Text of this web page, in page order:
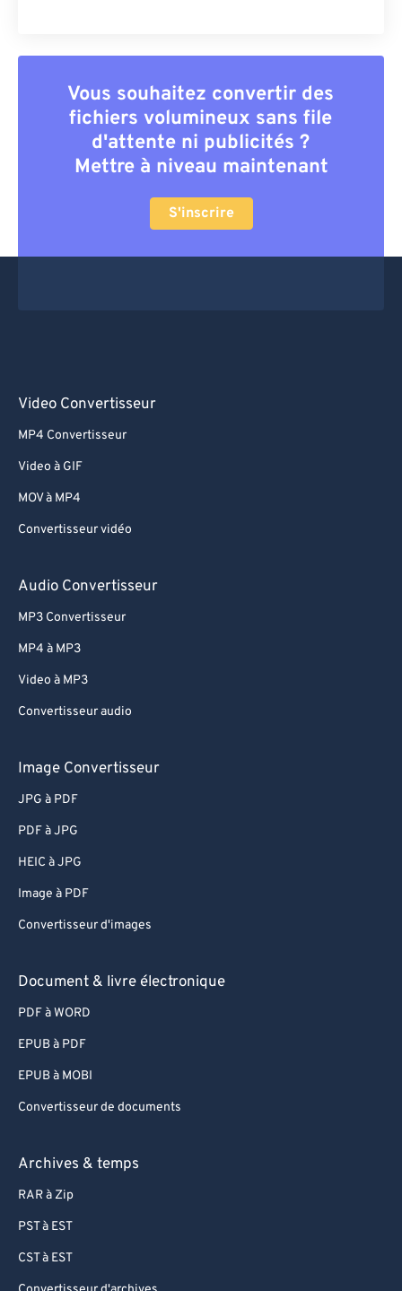
Vous souhaitez convertir des
fichiers volumineux sans file
d'attente ni publicités ?
Mettre à niveau maintenant
S'inscrire
Video Convertisseur
MP4 Convertisseur
Video à GIF
MOV à MP4
Convertisseur vidéo
Audio Convertisseur
MP3 Convertisseur
MP4 à MP3
Video à MP3
Convertisseur audio
Image Convertisseur
JPG à PDF
PDF à JPG
HEIC à JPG
Image à PDF
Convertisseur d'images
Document & livre électronique
PDF à WORD
EPUB à PDF
EPUB à MOBI
Convertisseur de documents
Archives & temps
RAR à Zip
PST à EST
CST à EST